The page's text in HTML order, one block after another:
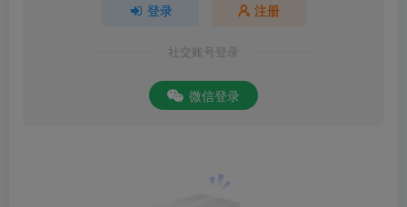
登录 注册
社交账号登录
微信登录